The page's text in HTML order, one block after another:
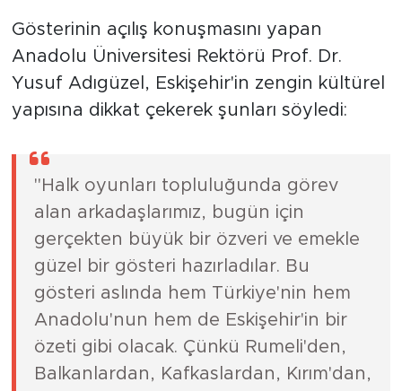
Gösterinin açılış konuşmasını yapan
Anadolu Üniversitesi Rektörü Prof. Dr.
Yusuf Adıgüzel, Eskişehir'in zengin kültürel
yapısına dikkat çekerek şunları söyledi:
"Halk oyunları topluluğunda görev
alan arkadaşlarımız, bugün için
gerçekten büyük bir özveri ve emekle
güzel bir gösteri hazırladılar. Bu
gösteri aslında hem Türkiye'nin hem
Anadolu'nun hem de Eskişehir'in bir
özeti gibi olacak. Çünkü Rumeli'den,
Balkanlardan, Kafkaslardan, Kırım'dan,